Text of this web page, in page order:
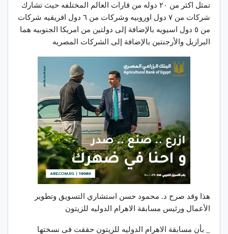
تمثل اكثر من ٢٠ دوله من قارات العالم المختلفه حيث تشارك
شركات من ٧ دول اوروبيه وشركات من ٦ دول افريقيه شركات
من ٥ دول اسيويه بالإضافة إلى دولتين من امريكا الجنوبيه هما
البرازيل والأرجنتين بالإضافة إلى الشركات المصريه
هذا وقد صرح د. محمود حسن استشاري التسويق وتطوير
الأعمال ورئيس مسابقة الاهرام الدوليه للزيتون
_ بأن مسابقة الاهرام الدوليه للزيتون حققت فى نسختها